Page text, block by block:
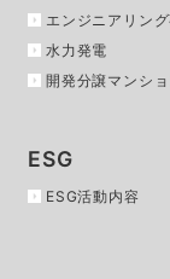
エンジニアリン
水力発電
開発分譲マンシ
ESG
ESG活動内容